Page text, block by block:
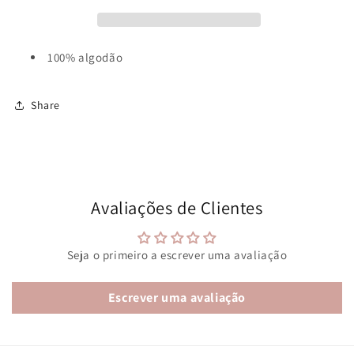
100% algodão
Share
Avaliações de Clientes
Seja o primeiro a escrever uma avaliação
Escrever uma avaliação